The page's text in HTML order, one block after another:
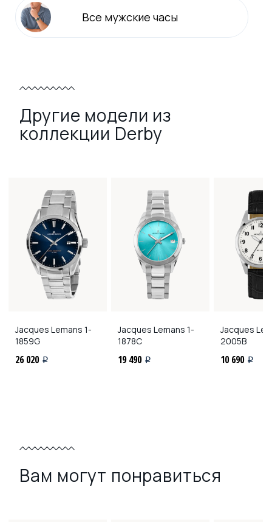
Все мужские часы
Другие модели из
коллекции Derby
Jacques Lemans 1-
1859G
26 020 i
Jacques Lemans 1-
1878C
19 490 i
Jacques
2005B
10 690 i
Вам могут понравиться